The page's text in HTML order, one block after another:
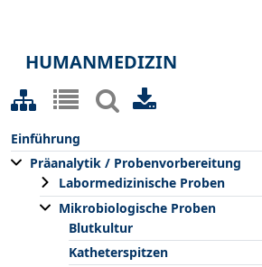
HUMANMEDIZIN
Einführung
Präanalytik / Probenvorbereitung
Labormedizinische Proben
Mikrobiologische Proben
Blutkultur
Katheterspitzen